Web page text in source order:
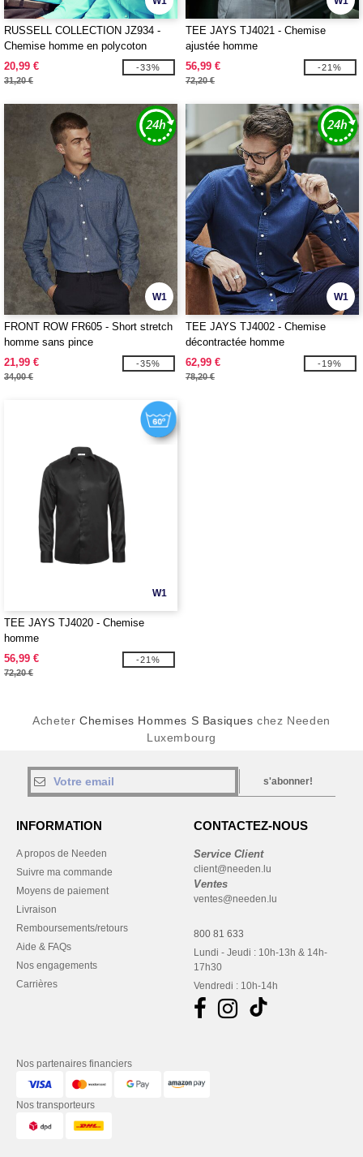
RUSSELL COLLECTION JZ934 -
Chemise homme en polycoton
20,99 €
31,20 €
-33%
TEE JAYS TJ4021 - Chemise
ajustée homme
56,99 €
72,20 €
-21%
W1
FRONT ROW FR605 - Short stretch
homme sans pince
21,99 €
34,00 €
-35%
W1
TEE JAYS TJ4002 - Chemise
décontractée homme
62,99 €
78,20 €
-19%
W1
TEE JAYS TJ4020 - Chemise
homme
56,99 €
72,20 €
-21%
Acheter Chemises Hommes S Basiques chez Needen
Luxembourg
s'abonner!
INFORMATION
A propos de Needen
Suivre ma commande
Moyens de paiement
Livraison
Remboursements/retours
Aide & FAQs
Nos engagements
Carrières
CONTACTEZ-NOUS
Service Client
client@needen.lu
Ventes
ventes@needen.lu
800 81 633
Lundi - Jeudi : 10h-13h & 14h-
17h30
Vendredi : 10h-14h
Nos partenaires financiers
Nos transporteurs